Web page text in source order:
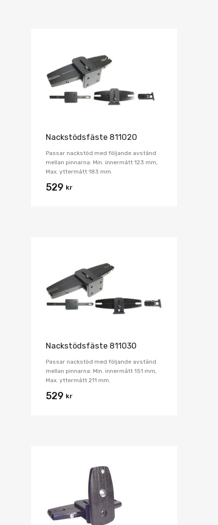
Nackstödsfäste 811020
Passar nackstöd med följande avstånd
mellan pinnarna: Min. innermått 123 mm,
Max. yttermått 183 mm.
529 kr
Nackstödsfäste 811030
Passar nackstöd med följande avstånd
mellan pinnarna: Min. innermått 151 mm,
Max. yttermått 211 mm.
529 kr